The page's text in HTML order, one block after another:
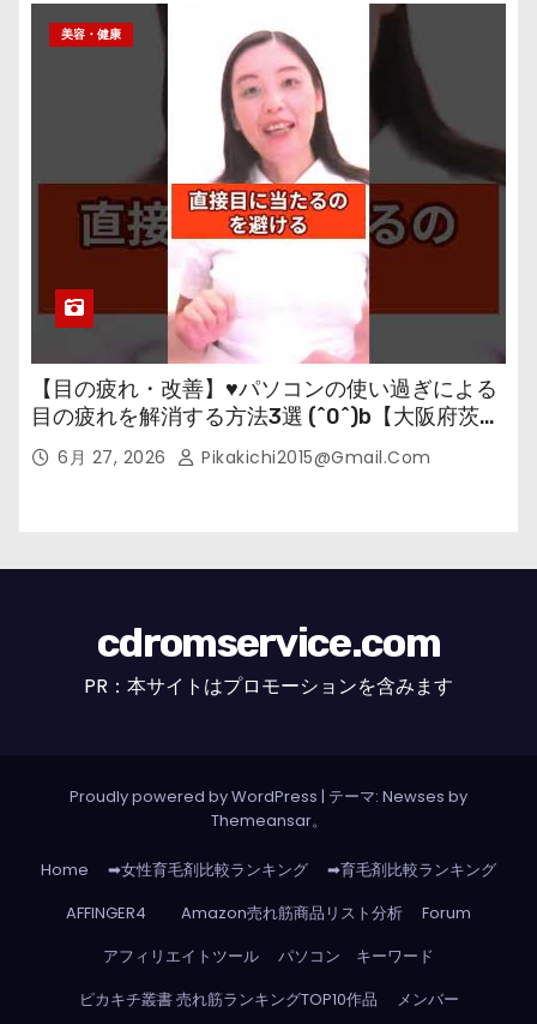
美容・健康
【目の疲れ・改善】♥パソコンの使い過ぎによる
目の疲れを解消する方法3選 (^0^)b【大阪府茨木
市の女性・美容鍼灸・整体師が教えます。】
6月 27, 2026 Pikakichi2015@gmail.com
cdromservice.com
PR：本サイトはプロモーションを含みます
Proudly powered by WordPress | テーマ: Newses by
Themeansar。
Home ➡女性育毛剤比較ランキング
➡育毛剤比較ランキング
AFFINGER4
Amazon売れ筋商品リスト分析
Forum
アフィリエイトツール
パソコン キーワード
ピカキチ叢書 売れ筋ランキングTOP10作品
メンバー